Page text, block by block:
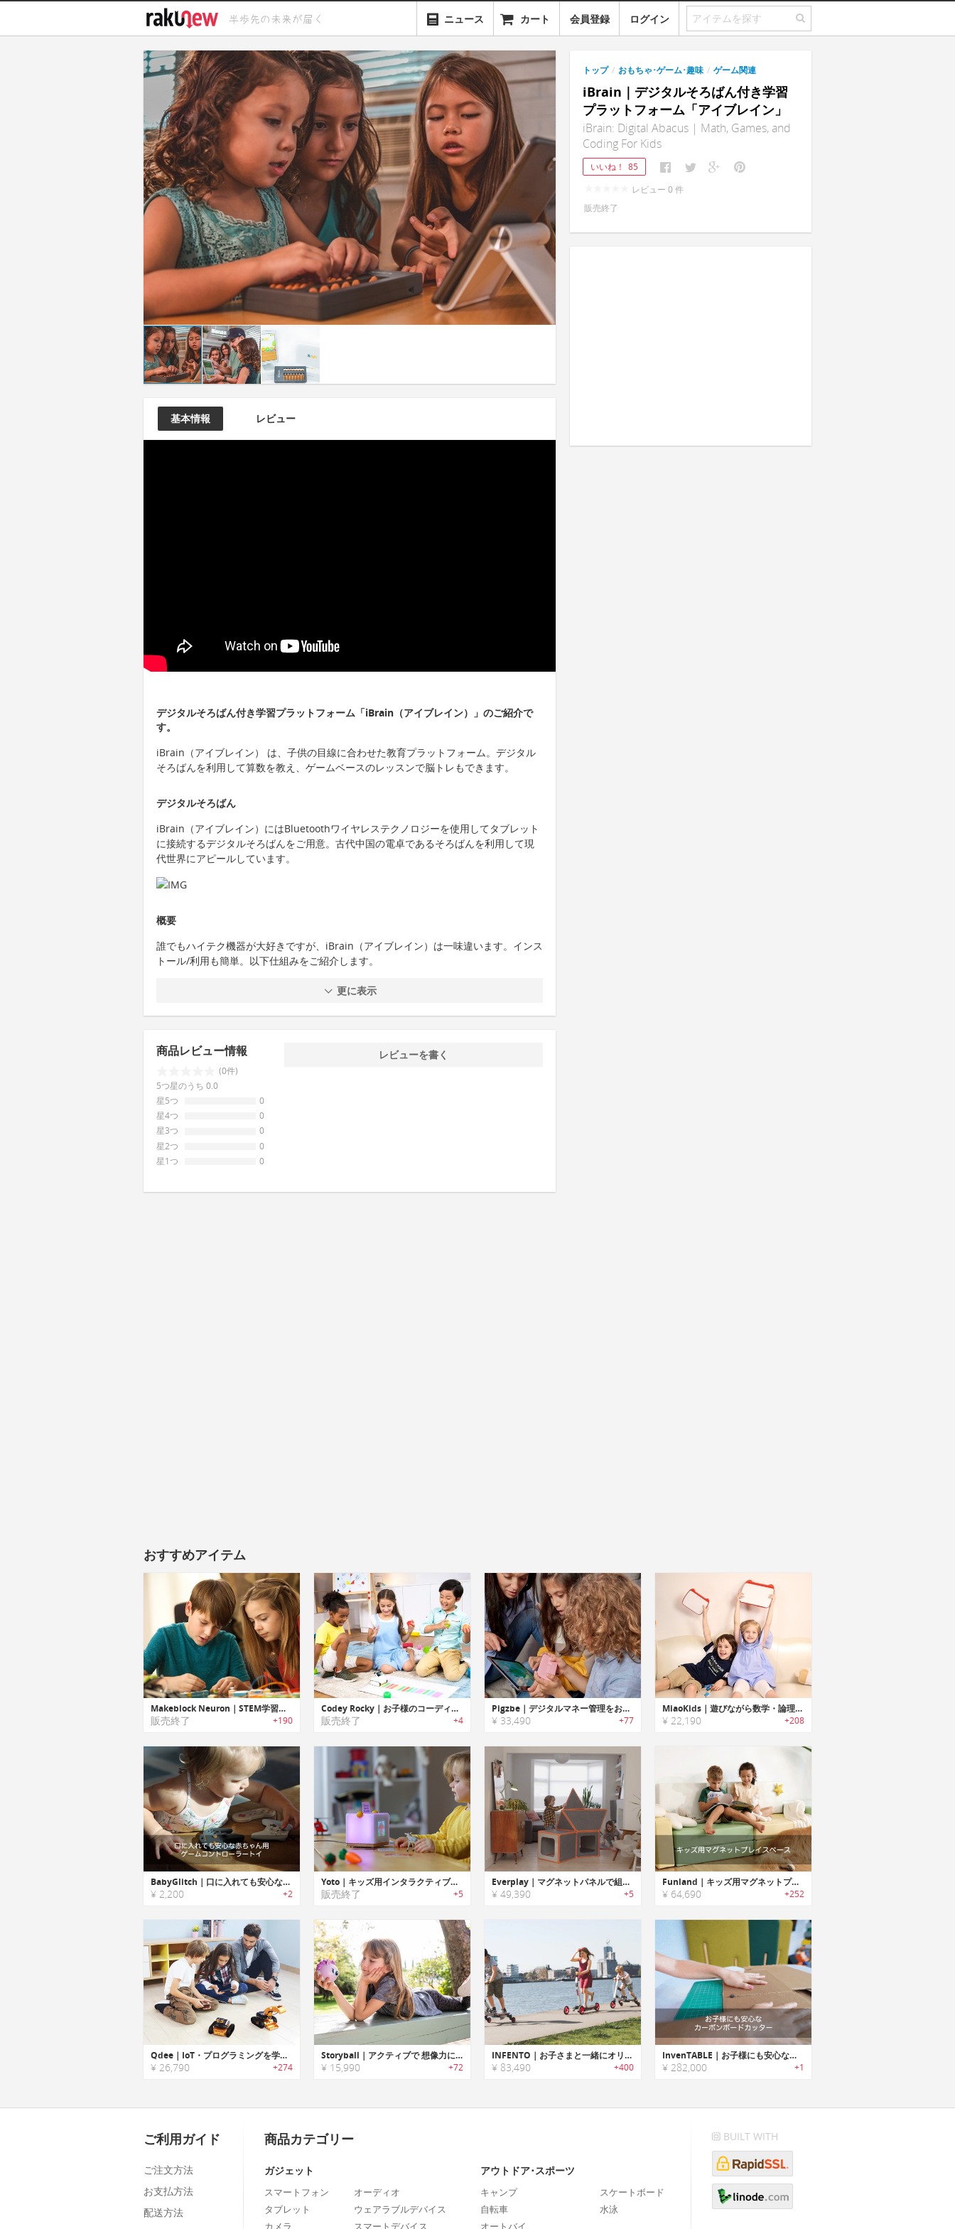
ニュース カート 会員登録 ログイン
基本情報 レビュー
デジタルそろばん付き学習プラットフォーム「iBrain（アイブレイン）」のご紹介で
す。
iBrain（アイブレイン） は、子供の目線に合わせた教育プラットフォーム。デジタル
そろばんを利用して算数を教え、ゲームベースのレッスンで脳トレもできます。
デジタルそろばん
iBrain（アイブレイン）にはBluetoothワイヤレステクノロジーを使用してタブレット
に接続するデジタルそろばんをご用意。古代中国の電卓であるそろばんを利用して現
代世界にアピールしています。
概要
誰でもハイテク機器が大好きですが、iBrain（アイブレイン）は一味違います。インス
トール/利用も簡単。以下仕組みをご紹介します。
更に表示
商品レビュー情報
(0件)
5つ星のうち 0.0
星5つ
0
星4つ
0
星3つ
0
星2つ
0
星1つ
0
レビューを書く
トップ / おもちゃ･ゲーム･趣味 / ゲーム関連
iBrain｜デジタルそろばん付き学習
プラットフォーム「アイブレイン」
iBrain: Digital Abacus | Math, Games, and
Coding For Kids
いいね！ 85
レビュー 0 件
販売終了
おすすめアイテム
Makeblock Neuron｜STEM学習に役立つプログラム可能なブロックビルディングプラットフォームキット「メイクブロックニューロン」
販売終了 +190
Codey Rocky｜お子様のコーディング学習をサポートするAI搭載STEM教育ロボット「コーディーロッキー」
販売終了 +4
Pigzbe｜デジタルマネー管理をお子様に教えられるファイナンシャル教育デバイス「ピッグズビー」
¥ 33,490 +77
MiaoKids｜遊びながら数学・論理・英語学べるインタラクティブ知育トイ「ミイアオキッズ」
¥ 22,190 +208
BabyGlitch｜口に入れても安心な赤ちゃん用ゲームコントローラートイ「ベイビーグリッチ」
¥ 2,200 +2
Yoto｜キッズ用インタラクティブスマートスピーカー「ヨト」
販売終了 +5
Everplay｜マグネットパネルで組み立てるキッズプレイハウス「エバープレイ」
¥ 49,390 +5
Funland｜キッズ用マグネットプレイスペース「ファンランド」
¥ 64,690 +252
Qdee｜IoT・プログラミングを学習できるキッズ向け教育ロボットキット「キューディー」
¥ 26,790 +274
Storyball｜アクティブで 想像力に富んだ遊び方ができるキッズ用スマートトイ「ストーリーボール」
¥ 15,990 +72
INFENTO｜お子さまと一緒にオリジナルの乗り物が組み立て可能なビルドキット「インフェント」
¥ 83,490 +400
InvenTABLE｜お子様にも安心なカーボンボードカッター
¥ 282,000 +1
ご利用ガイド
ご注文方法
お支払方法
配送方法
商品カテゴリー
ガジェット
スマートフォン
タブレット
カメラ
オーディオ
ウェアラブルデバイス
スマートデバイス
アウトドア･スポーツ
キャンプ
自転車
オートバイ
スケートボード
水泳
BUILT WITH